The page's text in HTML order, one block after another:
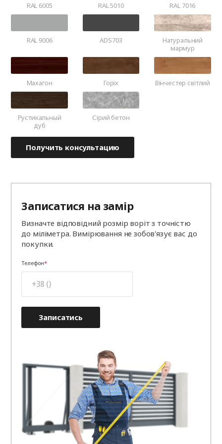
RAL 6005 RAL 5010 RAL 7016
RAL 9006 ADS703
Натуральний
мармур
Махагон Горіх Вінчестер світлий
Рустикальный
дуб
Сірий бетон
Получить консультацию
Записатися на замір
Визначте відповідний розмір воріт з точністю
до міліметра. Вимірювання не зобов'язує вас до
покупки.
Телефон
Записатись